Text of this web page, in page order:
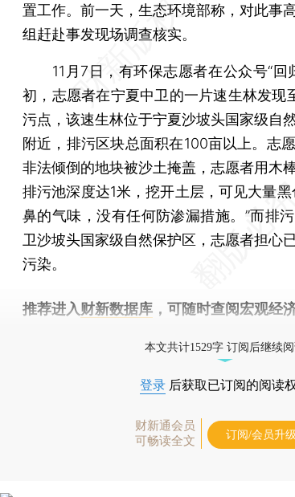
置工作。前一天，生态环境部称，对此事
组赶赴事发现场调查核实。
11月7日，有环保志愿者在公众号“回
初，志愿者在宁夏中卫的一片速生林发现
污点，该速生林位于宁夏沙坡头国家级自
附近，排污区块总面积在100亩以上。志
非法倾倒的地块被沙土掩盖，志愿者用木
排污池深度达1米，挖开土层，可见大量
鼻的气味，没有任何防渗漏措施。”而排
卫沙坡头国家级自然保护区，志愿者担心
污染。
推荐进入财新数据库 ，可随时查阅宏观经
本文共计1529字 订阅后继续
登录 后获取已订阅的阅读
财新通会员
可畅读全文
订阅/会员升级